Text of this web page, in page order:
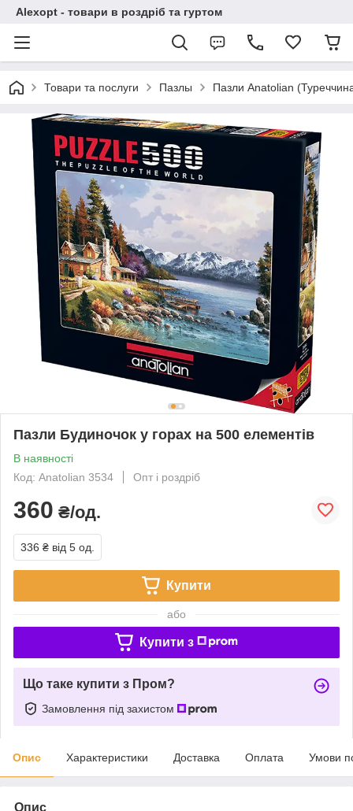
Alexopt - товари в роздріб та гуртом
Товари та послуги Пазлы Пазли Anatolian
Пазли Будиночок у горах на 500 елементів
В наявності
Код: Anatolian 3534
Опт і роздріб
360 ₴/од.
336 ₴ від 5 од.
Купити
або
Купити з
Що таке купити з Пром?
Замовлення під захистом
Опис Характеристики Доставка Оплата Умови
Опис